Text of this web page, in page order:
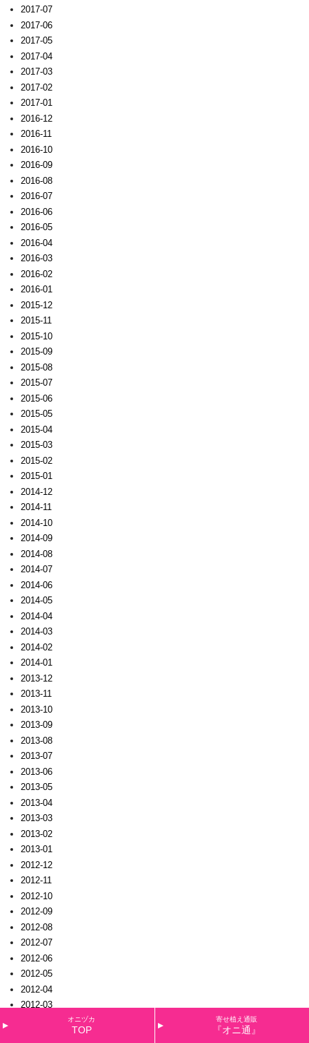
2017-07
2017-06
2017-05
2017-04
2017-03
2017-02
2017-01
2016-12
2016-11
2016-10
2016-09
2016-08
2016-07
2016-06
2016-05
2016-04
2016-03
2016-02
2016-01
2015-12
2015-11
2015-10
2015-09
2015-08
2015-07
2015-06
2015-05
2015-04
2015-03
2015-02
2015-01
2014-12
2014-11
2014-10
2014-09
2014-08
2014-07
2014-06
2014-05
2014-04
2014-03
2014-02
2014-01
2013-12
2013-11
2013-10
2013-09
2013-08
2013-07
2013-06
2013-05
2013-04
2013-03
2013-02
2013-01
2012-12
2012-11
2012-10
2012-09
2012-08
2012-07
2012-06
2012-05
2012-04
2012-03
オニヅカ
TOP
寄せ植え通販
『オニ通』